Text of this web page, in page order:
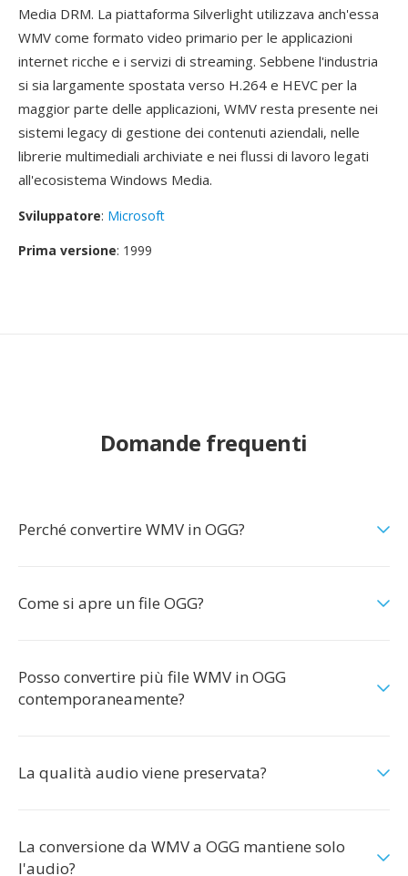
Media DRM. La piattaforma Silverlight utilizzava anch'essa
WMV come formato video primario per le applicazioni
internet ricche e i servizi di streaming. Sebbene l'industria
si sia largamente spostata verso H.264 e HEVC per la
maggior parte delle applicazioni, WMV resta presente nei
sistemi legacy di gestione dei contenuti aziendali, nelle
librerie multimediali archiviate e nei flussi di lavoro legati
all'ecosistema Windows Media.
Sviluppatore: Microsoft
Prima versione: 1999
Domande frequenti
Perché convertire WMV in OGG?
Come si apre un file OGG?
Posso convertire più file WMV in OGG
contemporaneamente?
La qualità audio viene preservata?
La conversione da WMV a OGG mantiene solo
l'audio?